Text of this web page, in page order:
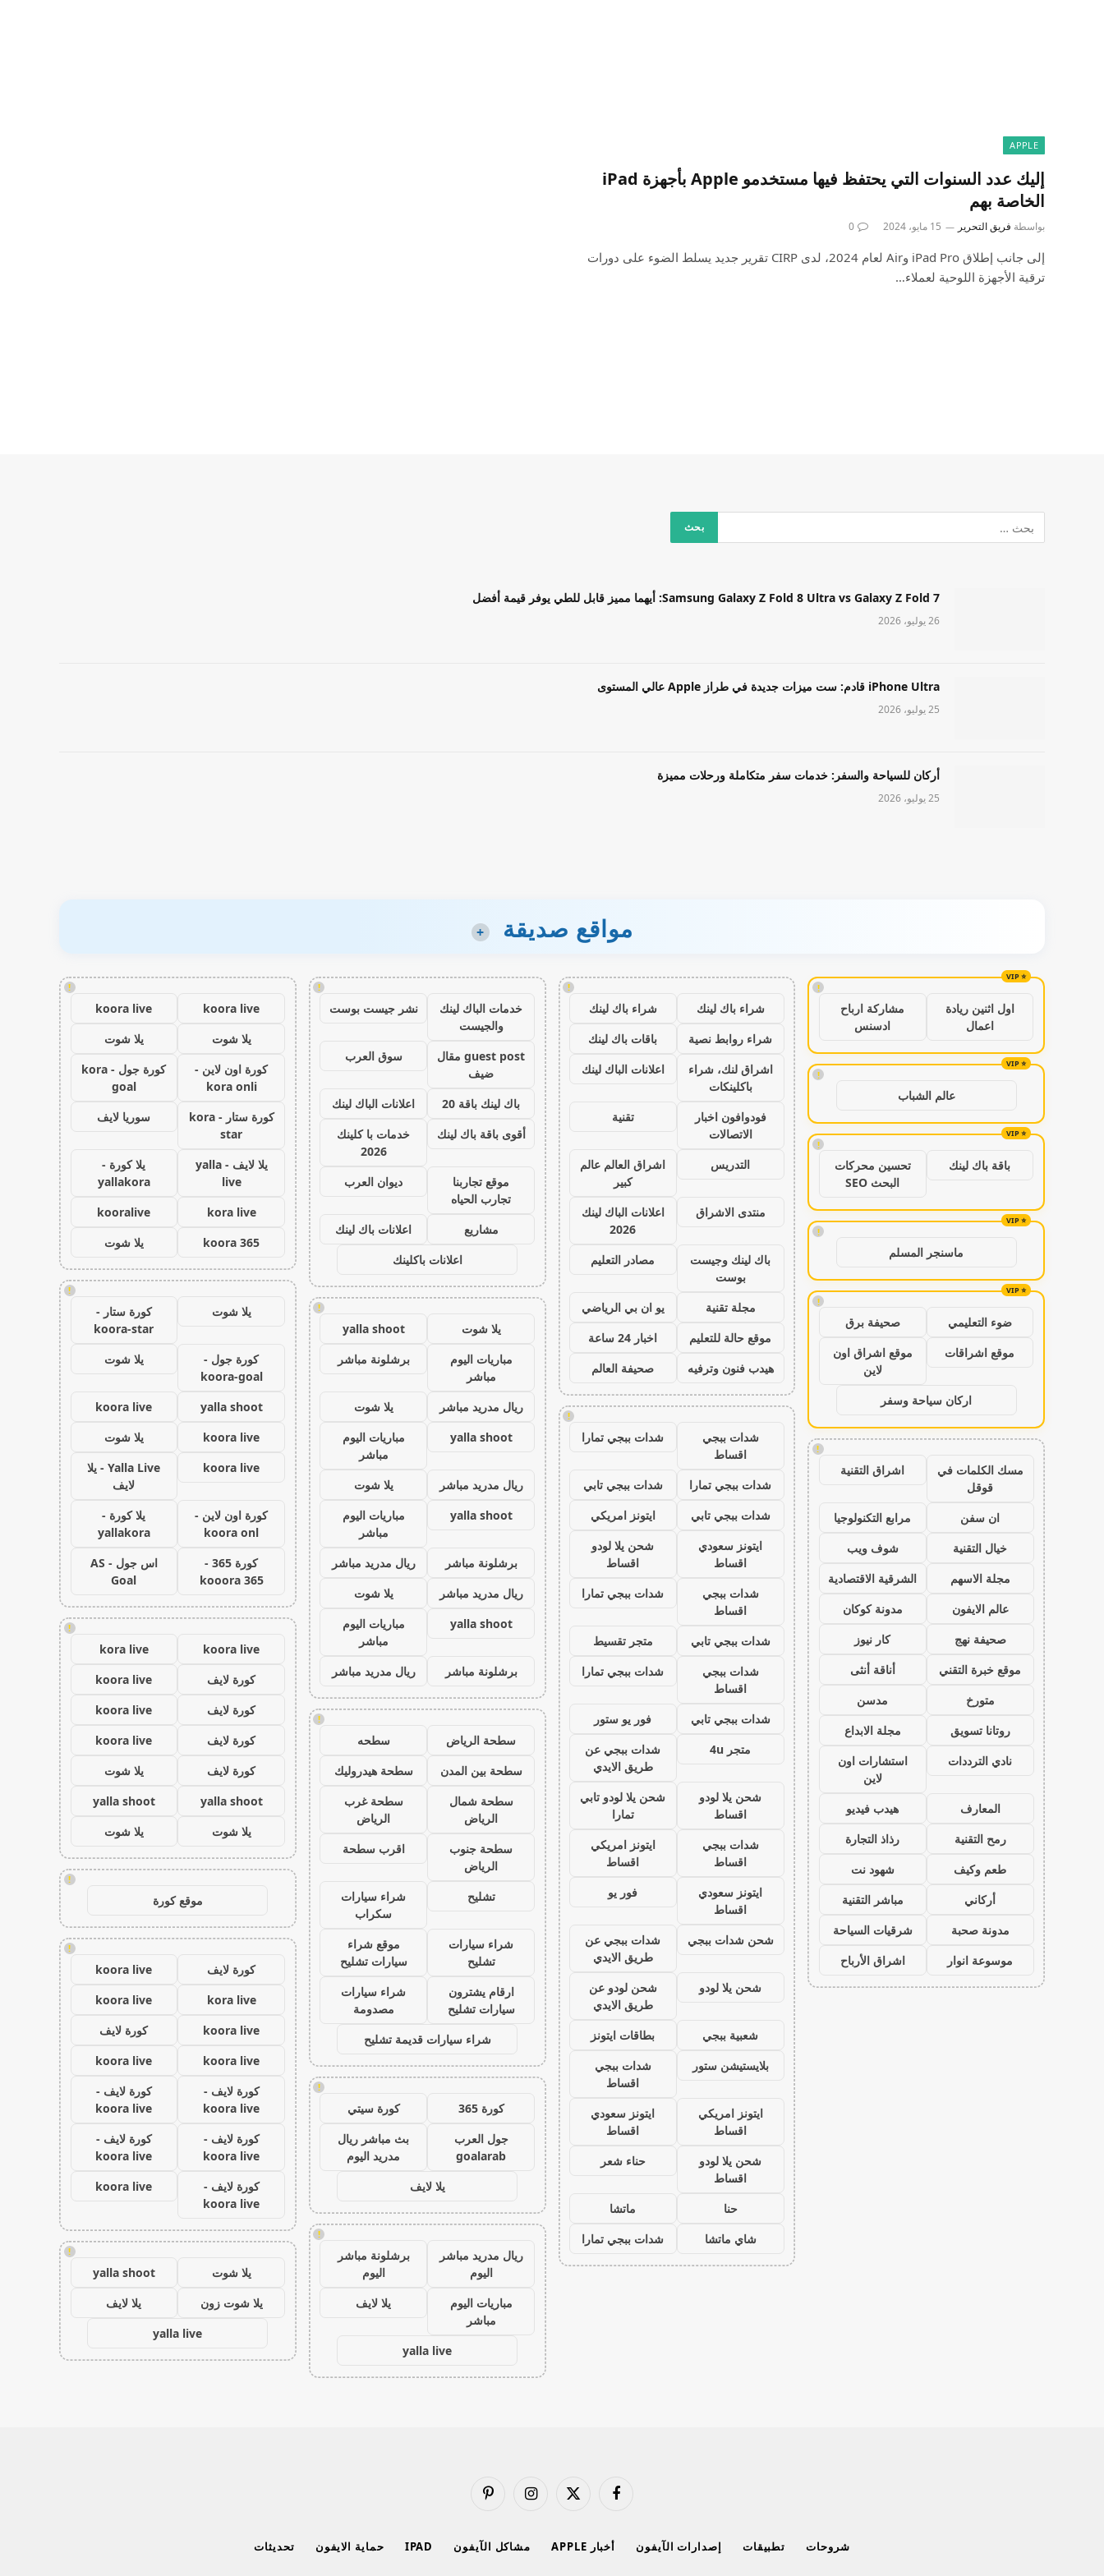
APPLE
إليك عدد السنوات التي يحتفظ فيها مستخدمو Apple بأجهزة iPad
الخاصة بهم
بواسطة فريق التحرير 15 مايو، 2024 0
إلى جانب إطلاق iPad Pro وAir لعام 2024، لدى CIRP تقرير جديد يسلط الضوء على دورات
ترقية الأجهزة اللوحية لعملاء…
Samsung Galaxy Z Fold 8 Ultra vs Galaxy Z Fold 7: أيهما مميز قابل للطي يوفر قيمة أفضل
26 يوليو، 2026
iPhone Ultra قادم: ست ميزات جديدة في طراز Apple عالي المستوى
25 يوليو، 2026
أركان للسياحة والسفر: خدمات سفر متكاملة ورحلات مميزة
25 يوليو، 2026
مواقع صديقة +
!
اول اثنين ريادة
اعمال
مشاركة ارباح
ادسنس
!
عالم الشباب
!
باقة باك لينك
تحسين محركات
البحث SEO
!
ماسنجر المسلم
!
ضوء التعليمي
صحيفة برق
موقع اشراقات
موقع اشراق اون
لاين
اركان سياحة وسفر
!
مسك الكلمات في
قوقل
اشراق التقنية
ان سفن
مرابع التكنولوجيا
خيال التقنية
شوف ويب
مجلة الاسهم
الشرقية الاقتصادية
عالم الايفون
مدونة كوكان
صحيفة نهج
كار نيوز
موقع خبرة التقني
أناقة أنثى
متورخ
مدسن
روتانا تسويق
مجلة الابداع
نادي الترددات
استشارات اون
لاين
المعارف
هيدب فيديو
رمح التقنية
رذاذ التجارة
طعم وكيف
شهود نت
أركاني
مباشر التقنية
مدونة صحبة
شرقيات السياحة
موسوعة انوار
اشراق الأرباح
!
شراء باك لينك
شراء باك لينك
شراء روابط نصية
باقات باك لينك
اشراق لنك، شراء
باكلينكات
اعلانات الباك لينك
فودوافون اخبار
الاتصالات
تقنية
التدريس
اشراق العالم عالم
كبير
منتدى الاشراق
اعلانات الباك لينك
2026
باك لينك وجيست
بوست
مصادر التعليم
مجلة تقنية
يو ان بي الرياضي
موقع حالة للتعليم
اخبار 24 ساعة
هيدب فنون وترفيه
صحيفة العالم
!
شدات ببجي
اقساط
شدات ببجي تمارا
شدات ببجي تمارا
شدات ببجي تابي
شدات ببجي تابي
ايتونز امريكي
ايتونز سعودي
اقساط
شحن يلا لودو
اقساط
شدات ببجي
اقساط
شدات ببجي تمارا
شدات ببجي تابي
متجر تقسيط
شدات ببجي
اقساط
شدات ببجي تمارا
شدات ببجي تابي
فور يو ستور
متجر 4u
شدات ببجي عن
طريق الايدي
شحن يلا لودو
اقساط
شحن يلا لودو تابي
تمارا
شدات ببجي
اقساط
ايتونز امريكي
اقساط
ايتونز سعودي
اقساط
فور يو
شحن شدات ببجي
شدات ببجي عن
طريق الايدي
شحن يلا لودو
شحن لودو عن
طريق الايدي
شعبية ببجي
بطاقات ايتونز
بلايستيشن ستور
شدات ببجي
اقساط
ايتونز امريكي
اقساط
ايتونز سعودي
اقساط
شحن يلا لودو
اقساط
حناء شعر
حنا
ماتشا
شاي ماتشا
شدات ببجي تمارا
!
خدمات الباك لينك
والجيست
نشر جيست بوست
guest post مقال
ضيف
سوق العرب
باك لينك باقة 20
اعلانات الباك لينك
أقوى باقة باك لينك
خدمات با كلينك
2026
موقع تجاربنا
تجارب الحياه
ديوان العرب
مشاريع
اعلانات باك لينك
اعلانات باكلينك
!
يلا شوت
yalla shoot
مباريات اليوم
مباشر
برشلونة مباشر
ريال مدريد مباشر
يلا شوت
yalla shoot
مباريات اليوم
مباشر
ريال مدريد مباشر
يلا شوت
yalla shoot
مباريات اليوم
مباشر
برشلونة مباشر
ريال مدريد مباشر
ريال مدريد مباشر
يلا شوت
yalla shoot
مباريات اليوم
مباشر
برشلونة مباشر
ريال مدريد مباشر
!
سطحة الرياض
سطحه
سطحة بين المدن
سطحة هيدروليك
سطحة شمال
الرياض
سطحة غرب
الرياض
سطحة جنوب
الرياض
اقرب سطحة
تشليح
شراء سيارات
سكراب
شراء سيارات
تشليح
موقع شراء
سيارات تشليح
ارقام يشترون
سيارات تشليح
شراء سيارات
مصدومة
شراء سيارات قديمة تشليح
!
كورة 365
كورة سيتي
جول العرب
goalarab
بث مباشر ريال
مدريد اليوم
يلا لايف
!
ريال مدريد مباشر
اليوم
برشلونة مباشر
اليوم
مباريات اليوم
مباشر
يلا لايف
yalla live
!
koora live
koora live
يلا شوت
يلا شوت
كورة اون لاين -
kora onli
كورة جول - kora
goal
كورة ستار - kora
star
سوريا لايف
يلا لايف - yalla
live
يلا كورة -
yallakora
kora live
kooralive
koora 365
يلا شوت
!
يلا شوت
كورة ستار -
koora-star
كورة جول -
koora-goal
يلا شوت
yalla shoot
koora live
koora live
يلا شوت
koora live
Yalla Live - يلا
لايف
كورة اون لاين -
koora onl
يلا كورة -
yallakora
كورة 365 -
kooora 365
اس جول - AS
Goal
!
koora live
kora live
كورة لايف
koora live
كورة لايف
koora live
كورة لايف
koora live
كورة لايف
يلا شوت
yalla shoot
yalla shoot
يلا شوت
يلا شوت
!
موقع كورة
!
كورة لايف
koora live
kora live
koora live
koora live
كورة لايف
koora live
koora live
كورة لايف -
koora live
كورة لايف -
koora live
كورة لايف -
koora live
كورة لايف -
koora live
كورة لايف -
koora live
koora live
!
يلا شوت
yalla shoot
يلا شوت زون
يلا لايف
yalla live
فيسبوك
X
الانستغرامبينتيريست
شروحات تطبيقات إصدارات الآيفون أخبار APPLE مشاكل الآيفون IPAD حماية الايفون تحديثات